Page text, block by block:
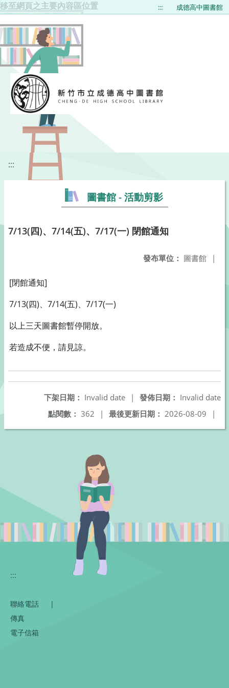
移至網頁之主要內容區位置 ::: 成德高中圖書館
:::
圖書館 - 活動剪影
7/13(四)、7/14(五)、7/17(一) 閉館通知
發布單位： 圖書館 |
[閉館通知]
7/13(四)、7/14(五)、7/17(一)
以上三天圖書館暫停開放。
若造成不便，請見諒。
發佈日期： Invalid date
下架日期： Invalid date
|
最後更新日期： 2026-08-09 |
點閱數： 362 |
:::
聯絡電話
|
傳真
電子信箱